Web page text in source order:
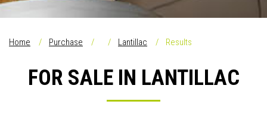
Home Purchase Lantillac Results
FOR SALE IN LANTILLAC